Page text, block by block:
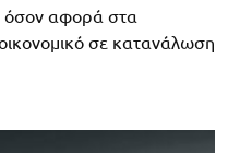
όσον αφορά στα
σε κατανάλωση